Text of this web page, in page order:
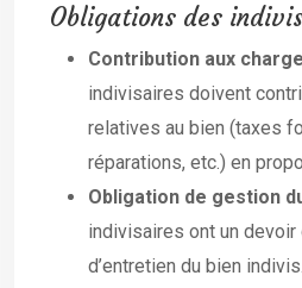
Obligations des
Contribution aux
indivisaires doivent
relatives au bien (taxes
réparations, etc.) en
Obligation de gestion
indivisaires ont un
d’entretien du bien